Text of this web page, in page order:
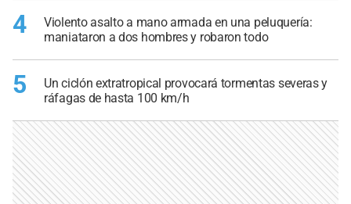
4
Violento asalto a mano armada en una peluquería:
maniataron a dos hombres y robaron todo
5
Un ciclón extratropical provocará tormentas severas y
ráfagas de hasta 100 km/h